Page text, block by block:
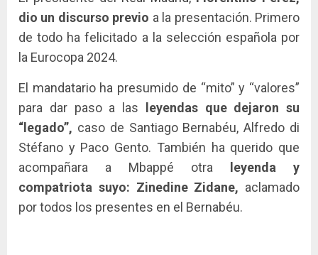
dio un discurso previo a la presentación. Primero
de todo ha felicitado a la selección española por
la Eurocopa 2024.
El mandatario ha presumido de “mito” y “valores”
para dar paso a las leyendas que dejaron su
“legado”, caso de Santiago Bernabéu, Alfredo di
Stéfano y Paco Gento. También ha querido que
acompañara a Mbappé otra leyenda y
compatriota suyo: Zinedine Zidane, aclamado
por todos los presentes en el Bernabéu.